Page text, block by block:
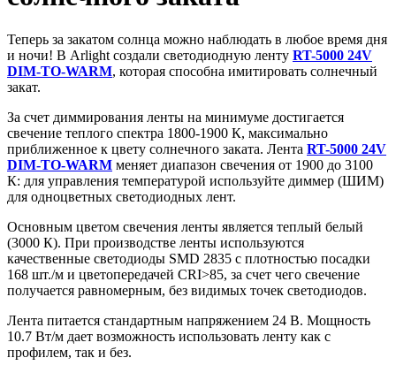
Теперь за закатом солнца можно наблюдать в любое время дня
и ночи! В Arlight создали светодиодную ленту RT-5000 24V
DIM-TO-WARM, которая способна имитировать солнечный
закат.
За счет диммирования ленты на минимуме достигается
свечение теплого спектра 1800-1900 К, максимально
приближенное к цвету солнечного заката. Лента RT-5000 24V
DIM-TO-WARM меняет диапазон свечения от 1900 до 3100
К: для управления температурой используйте диммер (ШИМ)
для одноцветных светодиодных лент.
Основным цветом свечения ленты является теплый белый
(3000 К). При производстве ленты используются
качественные светодиоды SMD 2835 с плотностью посадки
168 шт./м и цветопередачей CRI>85, за счет чего свечение
получается равномерным, без видимых точек светодиодов.
Лента питается стандартным напряжением 24 В. Мощность
10.7 Вт/м дает возможность использовать ленту как с
профилем, так и без.